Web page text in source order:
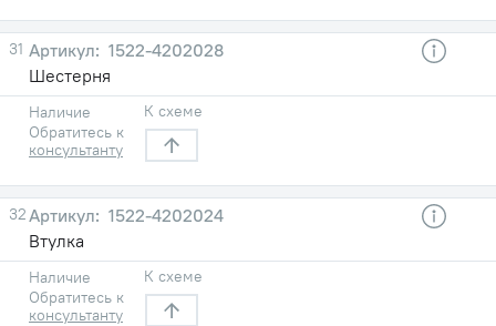
31
1522-4202028
Шестерня
Наличие
Обратитесь к
консультанту
К схеме
32
1522-4202024
Втулка
Наличие
Обратитесь к
консультанту
К схеме